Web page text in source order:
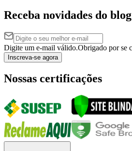
Receba novidades do blog
Digite um e-mail válido.Obrigado por se
Inscreva-se agora
Nossas certificações